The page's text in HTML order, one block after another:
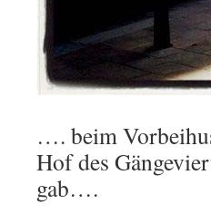
…. beim
Hof des
gab….